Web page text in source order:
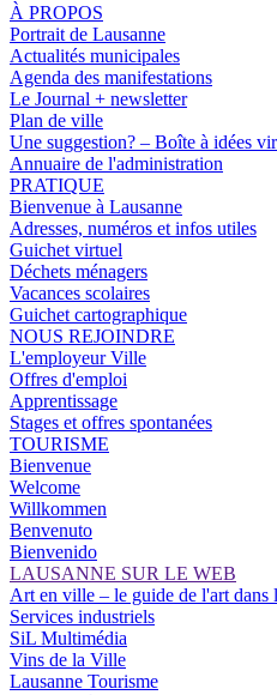
À PROPOS
Portrait de Lausanne
Actualités municipales
Agenda des manifestations
Le Journal + newsletter
Plan de ville
Une suggestion? – Boîte à idées
Annuaire de l'administration
PRATIQUE
Bienvenue à Lausanne
Adresses, numéros et infos utiles
Guichet virtuel
Déchets ménagers
Vacances scolaires
Guichet cartographique
NOUS REJOINDRE
L'employeur Ville
Offres d'emploi
Apprentissage
Stages et offres spontanées
TOURISME
Bienvenue
Welcome
Willkommen
Benvenuto
Bienvenido
LAUSANNE SUR LE WEB
Art en ville – le guide de l'art dans
Services industriels
SiL Multimédia
Vins de la Ville
Lausanne Tourisme